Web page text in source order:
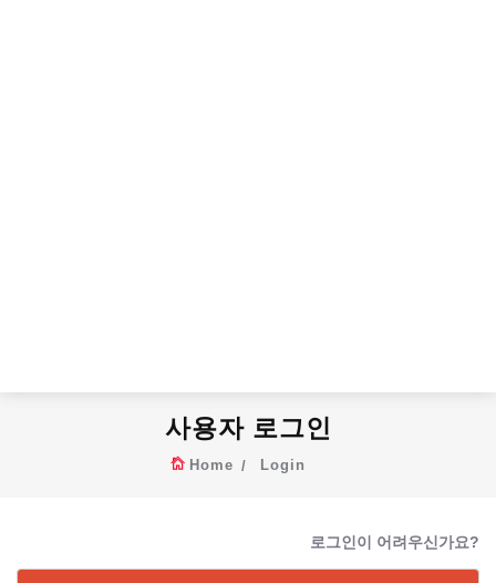
사용자 로그인
Home Login
로그인이 어려우신가요?